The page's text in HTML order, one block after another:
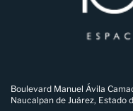
Boulevard Manuel Ávila
Naucalpan de Juárez, Estado